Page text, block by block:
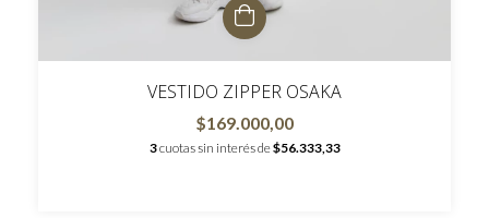
VESTIDO ZIPPER OSAKA
$169.000,00
3cuotas sin interés de$56.333,33